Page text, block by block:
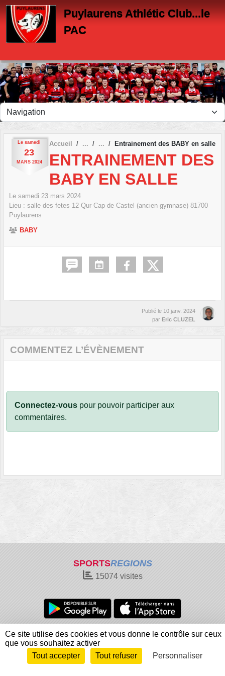
Puylaurens Athlétic Club...le
PAC
Le samedi
23
MARS 2024
Accueil Entrainement des BABY en salle
ENTRAINEMENT DES
BABY EN SALLE
Le samedi 23 mars 2024
Lieu : salle des fetes 12 Qur Cap de Castel (ancien gymnase) 81700
Puylaurens
BABY
Publié le 10 janv. 2024
par Eric CLUZEL
COMMENTEZ L’ÉVÈNEMENT
Connectez-vous pour pouvoir participer aux
commentaires.
SPORTSREGIONS
15074visites
Charte cookies
Gestion des cookies
Informations légales
Signaler un contenu inapproprié
Envie de participer ?
Connexion
Panneau de gestion des cookies
Ce site utilise des cookies et vous donne le contrôle sur ceux
que vous souhaitez activer
Tout accepter
Tout refuser Personnaliser